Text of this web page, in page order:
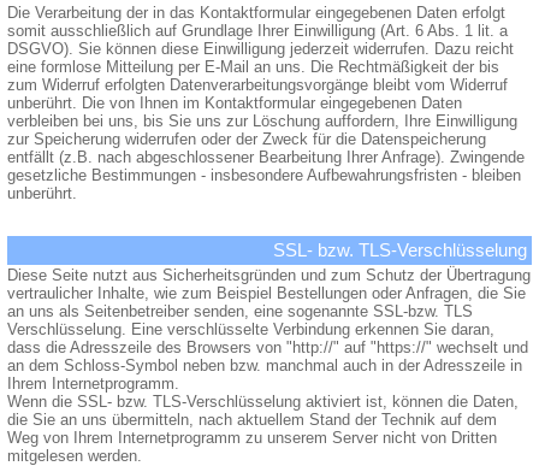
Die Verarbeitung der in das Kontaktformular eingegebenen Daten erfolgt
somit ausschließlich auf Grundlage Ihrer Einwilligung (Art. 6 Abs. 1 lit. a
DSGVO). Sie können diese Einwilligung jederzeit widerrufen. Dazu reicht
eine formlose Mitteilung per E-Mail an uns. Die Rechtmäßigkeit der bis
zum Widerruf erfolgten Datenverarbeitungsvorgänge bleibt vom Widerruf
unberührt. Die von Ihnen im Kontaktformular eingegebenen Daten
verbleiben bei uns, bis Sie uns zur Löschung auffordern, Ihre Einwilligung
zur Speicherung widerrufen oder der Zweck für die Datenspeicherung
entfällt (z.B. nach abgeschlossener Bearbeitung Ihrer Anfrage). Zwingende
gesetzliche Bestimmungen - insbesondere Aufbewahrungsfristen - bleiben
unberührt.
SSL- bzw. TLS-Verschlüsselung
Diese Seite nutzt aus Sicherheitsgründen und zum Schutz der Übertragung
vertraulicher Inhalte, wie zum Beispiel Bestellungen oder Anfragen, die Sie
an uns als Seitenbetreiber senden, eine sogenannte SSL-bzw. TLS
Verschlüsselung. Eine verschlüsselte Verbindung erkennen Sie daran,
dass die Adresszeile des Browsers von "http://" auf "https://" wechselt und
an dem Schloss-Symbol neben bzw. manchmal auch in der Adresszeile in
Ihrem Internetprogramm.
Wenn die SSL- bzw. TLS-Verschlüsselung aktiviert ist, können die Daten,
die Sie an uns übermitteln, nach aktuellem Stand der Technik auf dem
Weg von Ihrem Internetprogramm zu unserem Server nicht von Dritten
mitgelesen werden.